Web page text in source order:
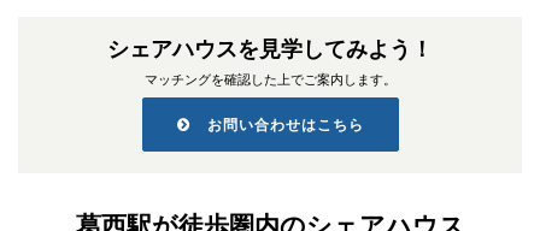
シェアハウスを見学してみよう！
マッチングを確認した上でご案内します。
お問い合わせはこちら